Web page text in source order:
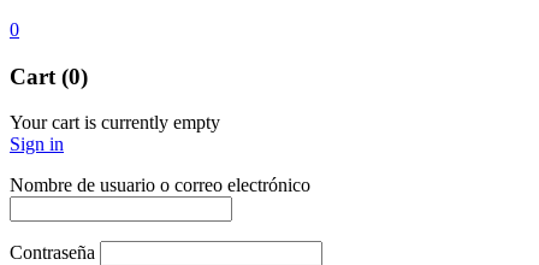
0
Cart (0)
Your cart is currently empty
Sign in
Nombre de usuario o correo electrónico
Contraseña